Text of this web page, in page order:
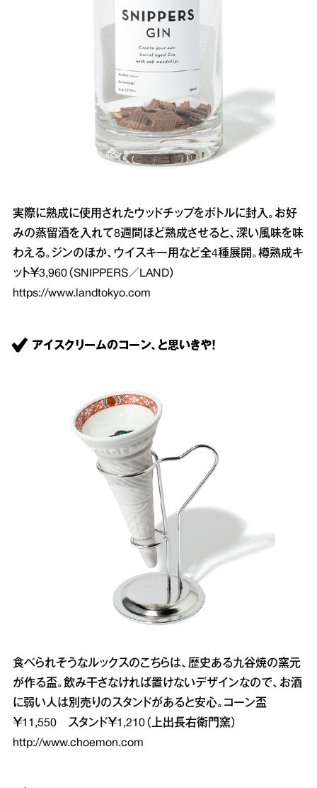
実際に熟成に使用されたウッドチップをボトルに封入。お好
みの蒸留酒を入れて8週間ほど熟成させると、深い風味を味
わえる。ジンのほか、ウイスキー用など全4種展開。樽熟成キ
ット￥3,960（SNIPPERS／LAND）
https://www.landtokyo.com
アイスクリームのコーン、と思いきや！
食べられそうなルックスのこちらは、歴史ある九谷焼の窯元
が作る盃。飲み干さなければ置けないデザインなので、お酒
に弱い人は別売りのスタンドがあると安心。コーン盃
￥11,550 スタンド￥1,210（上出長右衛門窯）
http://www.choemon.com